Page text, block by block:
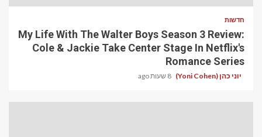
חדשות
My Life With The Walter Boys Season 3 Review:
Cole & Jackie Take Center Stage In Netflix's
Romance Series
יוני כהן (Yoni Cohen) 8 שעות ago